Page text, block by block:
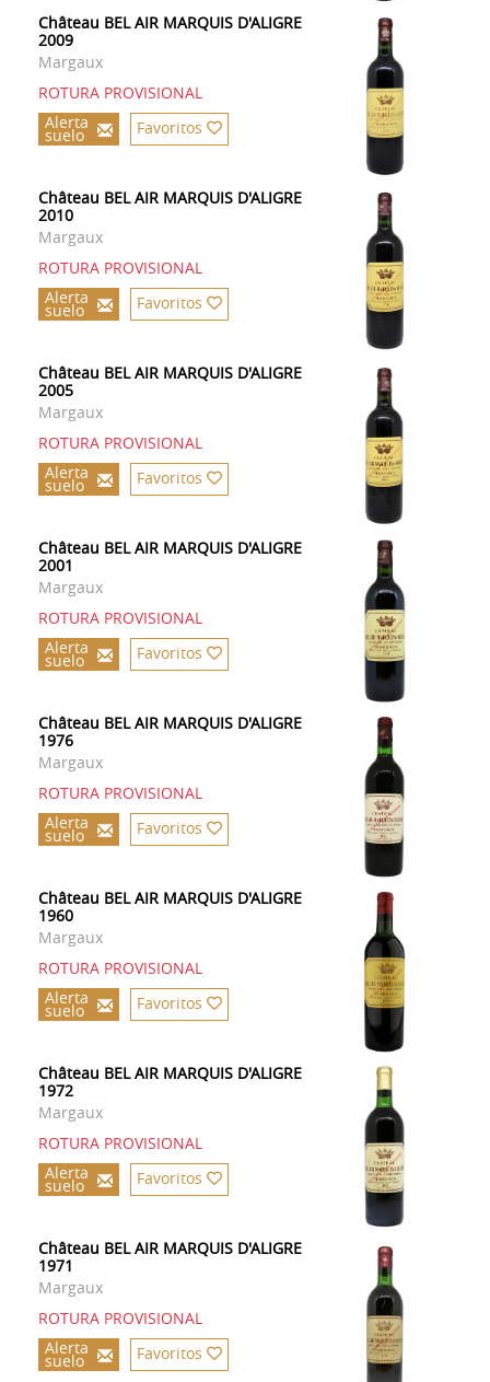
Château BEL AIR MARQUIS D'ALIGRE
2009
Margaux
ROTURA PROVISIONAL
Alerta
suelo Favoritos
Château BEL AIR MARQUIS D'ALIGRE
2010
Margaux
ROTURA PROVISIONAL
Alerta
suelo Favoritos
Château BEL AIR MARQUIS D'ALIGRE
2005
Margaux
ROTURA PROVISIONAL
Alerta
suelo Favoritos
Château BEL AIR MARQUIS D'ALIGRE
2001
Margaux
ROTURA PROVISIONAL
Alerta
suelo Favoritos
Château BEL AIR MARQUIS D'ALIGRE
1976
Margaux
ROTURA PROVISIONAL
Alerta
suelo Favoritos
Château BEL AIR MARQUIS D'ALIGRE
1960
Margaux
ROTURA PROVISIONAL
Alerta
suelo Favoritos
Château BEL AIR MARQUIS D'ALIGRE
1972
Margaux
ROTURA PROVISIONAL
Alerta
suelo Favoritos
Château BEL AIR MARQUIS D'ALIGRE
1971
Margaux
ROTURA PROVISIONAL
Alerta
suelo Favoritos